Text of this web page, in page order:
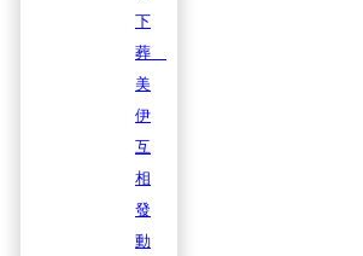
下
葬
美
伊
互
相
發
動